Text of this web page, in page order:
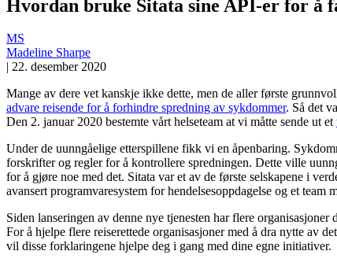
Hvordan bruke Sitata sine API-er for å
MS
Madeline Sharpe
| 22. desember 2020
Mange av dere vet kanskje ikke dette, men de aller første
advare reisende for å forhindre spredning av sykdommer. Så det
Den 2. januar 2020 bestemte vårt helseteam at vi måtte sende ut et
Under de uunngåelige etterspillene fikk vi en åpenbaring.
forskrifter og regler for å kontrollere spredningen. Dette ville
for å gjøre noe med det. Sitata var et av de første selskapene i
avansert programvaresystem for hendelsesoppdagelse og et
Siden lanseringen av denne nye tjenesten har flere
For å hjelpe flere reiserettede organisasjoner med å dra nytte av
vil disse forklaringene hjelpe deg i gang med dine egne initiativer.